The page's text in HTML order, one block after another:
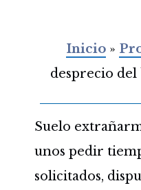
Inicio»
desprecio del
Suelo
unos pedir
solicitados,